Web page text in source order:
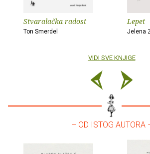
Stvaralačka radost
Ton Smerdel
Lepet
Jelena
VIDI SVE KNJIGE
– OD ISTOG AUTORA